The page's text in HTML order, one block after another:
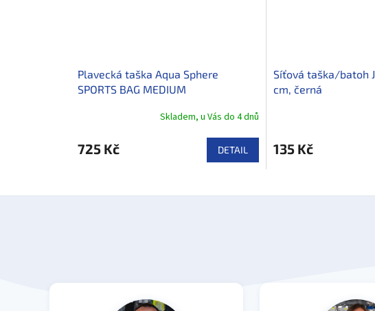
Plavecká taška Aqua Sphere
SPORTS BAG MEDIUM
Skladem, u Vás do 4 dnů
725 Kč DETAIL
Síťová taška/batoh
cm, černá
135 Kč